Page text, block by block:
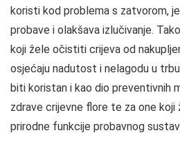
koristi kod problema s zatvorom,
probave i olakšava izlučivanje.
koji žele očistiti crijeva od
osjećaju nadutost i nelagodu u
biti koristan i kao dio preventivnih
zdrave crijevne flore te za one
prirodne funkcije probavnog